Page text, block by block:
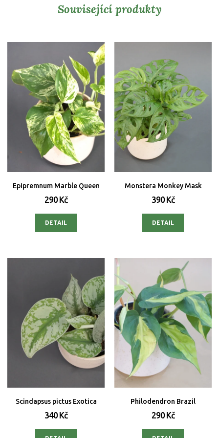
Související produkty
Epipremnum Marble Queen
290 Kč
DETAIL
Monstera Monkey Mask
390 Kč
DETAIL
Scindapsus pictus Exotica
340 Kč
Philodendron Brazil
290 Kč